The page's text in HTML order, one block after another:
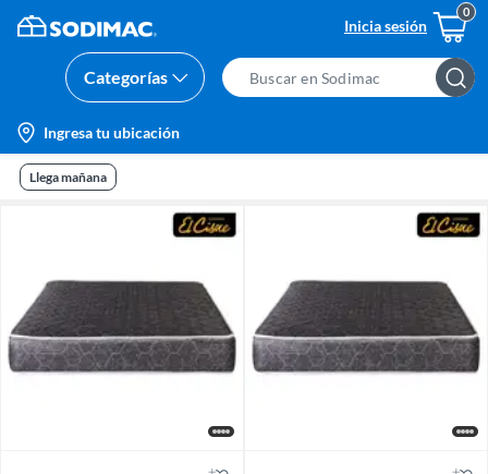
Inicia sesión
Categorías
Search
Bar
location-
icon
Ingresa tu ubicación
Llega mañana